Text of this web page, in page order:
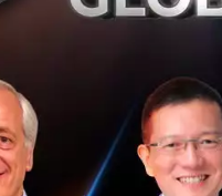
News Gmail
แนะนำ